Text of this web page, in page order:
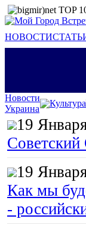
НОВОСТИ
Новости
Украина
Культура
19
19
Как мы
-